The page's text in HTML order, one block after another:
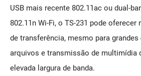
USB mais recente 802.11ac ou dual-
802.11n Wi-Fi, o TS-231 pode
de transferência, mesmo para
arquivos e transmissão de multimídia
elevada largura de banda.